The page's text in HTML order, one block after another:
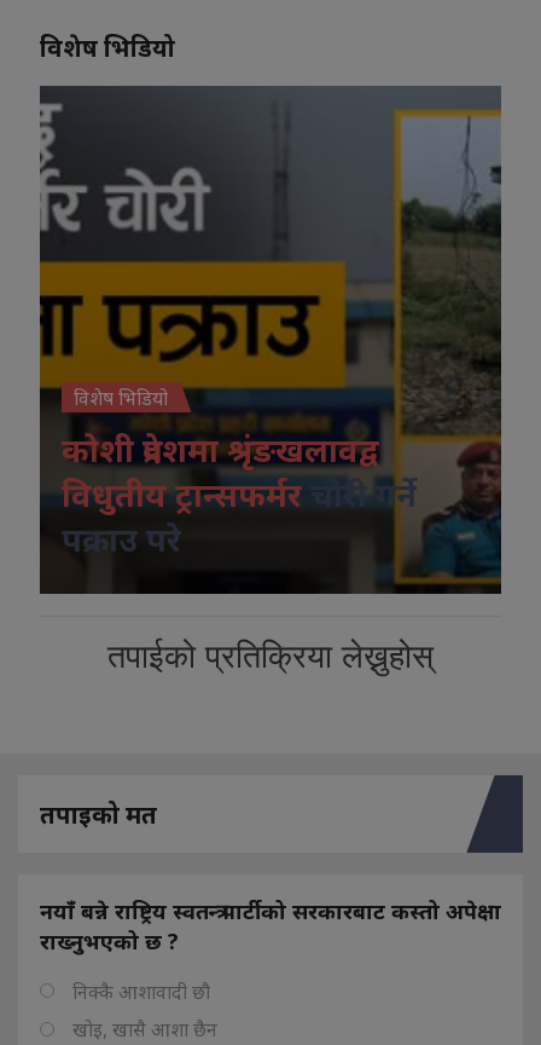
विशेष भिडियो
विशेष भिडियो
कोशी प्रदेशमा श्रृंङखलावद्व
विधुतीय ट्रान्सफर्मर
चोरी गर्ने
पक्राउ परे
तपाईको प्रतिक्रिया लेख्नुहोस्
तपाइको मत
नयाँ बन्ने राष्ट्रिय स्वतन्त्र पार्टीको सरकारबाट कस्तो अपेक्षा
राख्नुभएको छ ?
निक्कै आशावादी छौ
खोइ, खासै आशा छैन